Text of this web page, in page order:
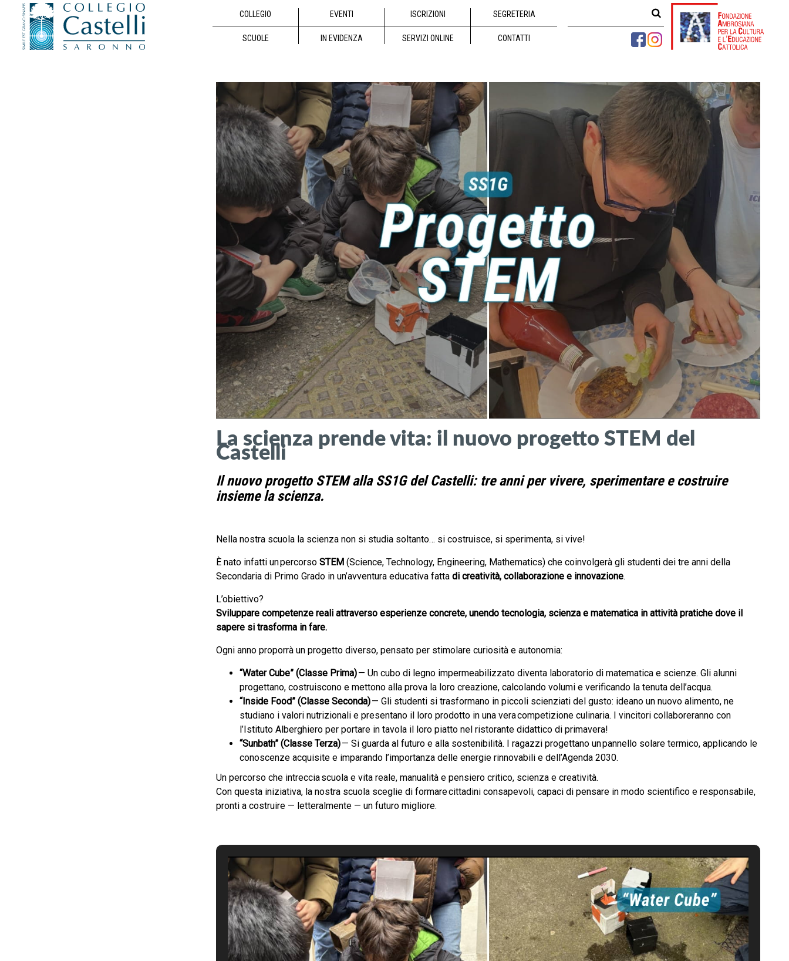
COLLEGIO EVENTI ISCRIZIONI SEGRETERIA
SCUOLE IN EVIDENZA SERVIZI ONLINE CONTATTI
La scienza prende vita: il nuovo progetto STEM del
Castelli
Il nuovo progetto STEM alla SS1G del Castelli: tre anni per vivere, sperimentare e costruire
insieme la scienza.
Nella nostra scuola la scienza non si studia soltanto… si costruisce, si sperimenta, si vive!
È nato infatti un percorso STEM (Science, Technology, Engineering, Mathematics) che coinvolgerà gli studenti dei tre anni della
Secondaria di Primo Grado in un’avventura educativa fatta di creatività, collaborazione e innovazione.
L’obiettivo?
Sviluppare competenze reali attraverso esperienze concrete, unendo tecnologia, scienza e matematica in attività pratiche dove il
sapere si trasforma in fare.
Ogni anno proporrà un progetto diverso, pensato per stimolare curiosità e autonomia:
“Water Cube” (Classe Prima)— Un cubo di legno impermeabilizzato diventa laboratorio di matematica e scienze. Gli alunni
progettano, costruiscono e mettono alla prova la loro creazione, calcolando volumi e verificando la tenuta dell’acqua.
“Inside Food” (Classe Seconda)— Gli studenti si trasformano in piccoli scienziati del gusto: ideano un nuovo alimento, ne
studiano i valori nutrizionali e presentano il loro prodotto in una vera competizione culinaria. I vincitori collaboreranno con
l’Istituto Alberghiero per portare in tavola il loro piatto nel ristorante didattico di primavera!
“Sunbath” (Classe Terza)— Si guarda al futuro e alla sostenibilità. I ragazzi progettano un pannello solare termico, applicando le
conoscenze acquisite e imparando l’importanza delle energie rinnovabili e dell’Agenda 2030.
Un percorso che intreccia scuola e vita reale, manualità e pensiero critico, scienza e creatività.
Con questa iniziativa, la nostra scuola sceglie di formare cittadini consapevoli, capaci di pensare in modo scientifico e responsabile,
pronti a costruire — letteralmente — un futuro migliore.